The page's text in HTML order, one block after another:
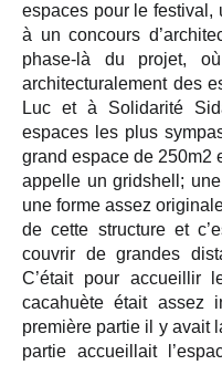
espaces pour le festival,
à un concours
phase-là du projet,
architecturalement des
Luc et à Solidarité
espaces les plus
grand espace de 250m2
appelle un gridshell;
une forme assez
de cette structure et
couvrir de grandes
C’était pour accueillir
cacahuète était assez
première partie il y avait
partie accueillait